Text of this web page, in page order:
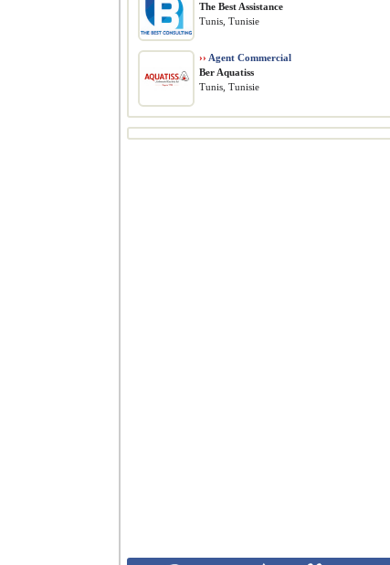
The Best Assistance
Tunis, Tunisie
›› Agent Commercial
Ber Aquatiss
Tunis, Tunisie